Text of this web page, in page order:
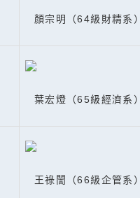
顏宗明（64級財精系）
葉宏燈（65級經濟系）
王祿誾（66級企管系）